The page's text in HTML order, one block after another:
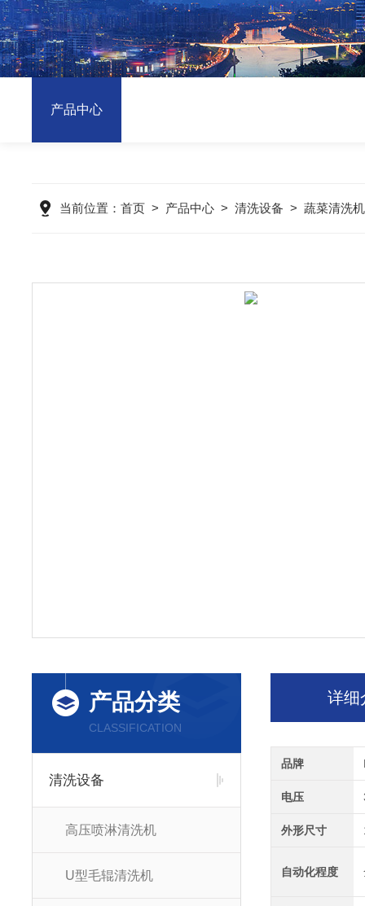
产品中心
当前位置： 首页 > 产品中心 > 清洗设备 > 蔬菜清洗机
产品分类
CLASSIFICATION
清洗设备
高压喷淋清洗机
U型毛辊清洗机
详细
品牌
电压
外形尺寸
自动化程度